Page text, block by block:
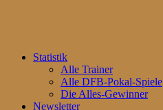
Statistik
Alle Trainer
Alle DFB-Pokal-Spiele
Die Alles-Gewinner
Newsletter